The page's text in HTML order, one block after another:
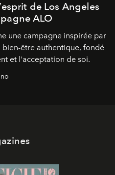
de Los Angeles
ALO
une campagne inspirée par
bien-être authentique, fondé
et l'acceptation de soi.